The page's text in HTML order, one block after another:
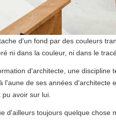
d'un fond par des couleurs
ni dans la couleur, ni dans le
d'architecte, une discipline
l'aune de ses années d'architecte
avoir sur lui.
d'ailleurs toujours quelque chose